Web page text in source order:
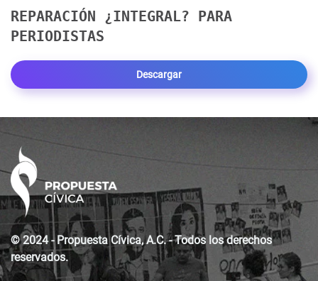
REPARACIÓN ¿INTEGRAL? PARA
PERIODISTAS
Descargar
© 2024 - Propuesta Cívica, A.C. - Todos los derechos
reservados.